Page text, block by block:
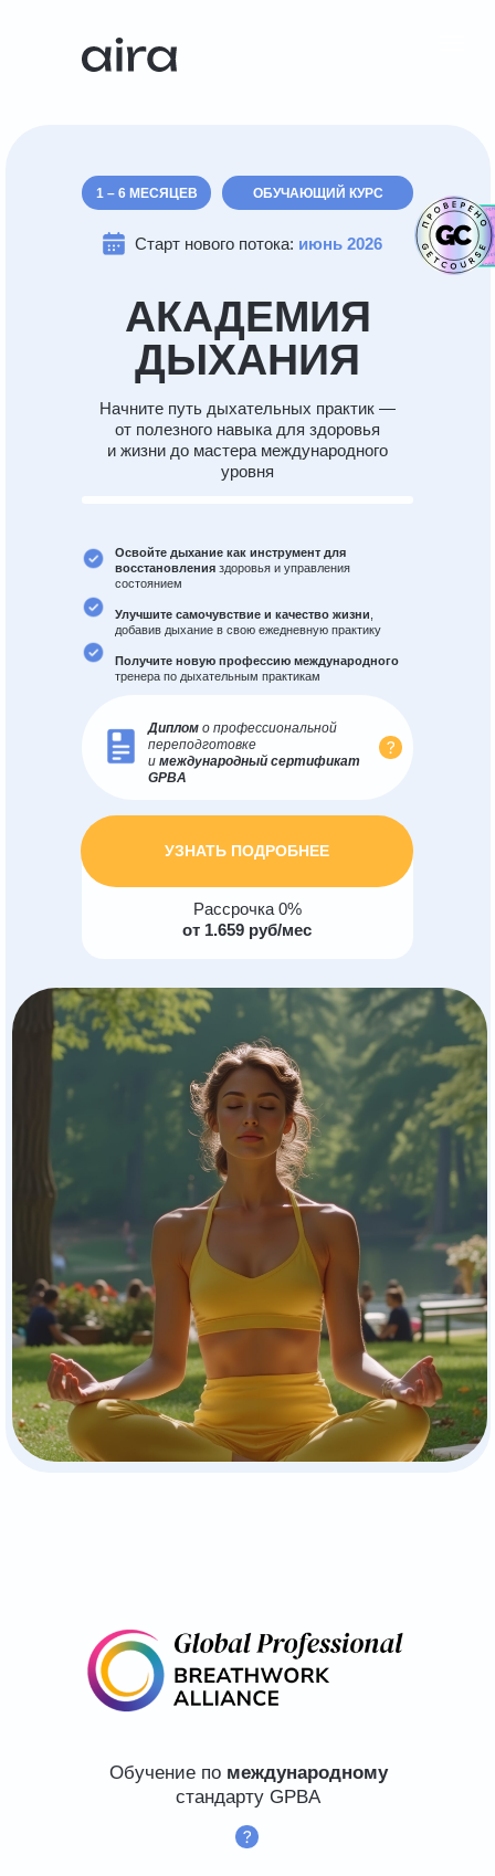
Профессии
ПН-ПТ
ТЕХПОДДЕРЖКА
АКАДЕМИЯ
ДЫХАНИЯ
Старт нового потока: июнь 2026
Рассрочка 0%
от 1.659 руб/мес
Освойте дыхание как инструмент для
восстановления здоровья и управления
состоянием
Улучшите самочувствие и качество жизни
добавив дыхание в свою ежедневную практику
Получите новую профессию международного
тренера по дыхательным практикам
Начните путь дыхательных практик —
от полезного навыка для здоровья
и жизни до мастера международного
уровня
ОБУЧАЮЩИЙ КУРС
1 – 6 МЕСЯЦЕВ
УЗНАТЬ ПОДРОБНЕЕ
Диплом о профессиональной
переподготовке
и международный сертификат
GPBA
Обучение по международному
стандарту GPBA